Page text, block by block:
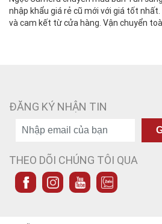
nhập khẩu giá rẻ cũ mới với giá tốt
và cam kết từ cửa hàng. Vận chuyển
ĐĂNG KÝ NHẬN TIN
THEO DÕI CHÚNG TÔI QUA